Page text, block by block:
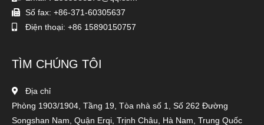
Số fax: +86-371-60305637
Điện thoại: +86 15890150757
TÌM CHÚNG TÔI
Địa chỉ
Phòng 1903/1904, Tầng 19, Tòa nhà số 1, Số 262 Đường
Songshan Nam, Quận Erqi, Trịnh Châu, Hà Nam, Trung Quốc